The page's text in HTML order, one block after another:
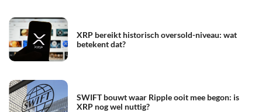
XRP bereikt historisch oversold-niveau: wat
betekent dat?
SWIFT bouwt waar Ripple ooit mee begon: is
XRP nog wel nuttig?